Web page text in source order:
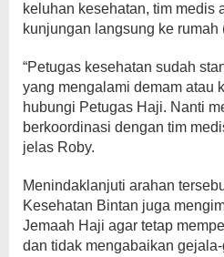
keluhan kesehatan, tim medis
kunjungan langsung ke rumah
“Petugas kesehatan sudah
yang mengalami demam atau
hubungi Petugas Haji. Nanti
berkoordinasi dengan tim
jelas Roby.
Menindaklanjuti arahan
Kesehatan Bintan juga
Jemaah Haji agar tetap
dan tidak mengabaikan